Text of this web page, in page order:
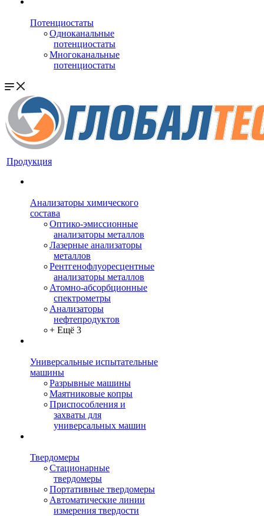
Потенциостаты
Одноканальные
потенциостаты
Многоканальные
потенциостаты
Продукция
Анализаторы химического
состава
Оптико-эмиссионные
анализаторы металлов
Лазерные анализаторы
металлов
Рентгенофлуоресцентные
анализаторы металлов
Атомно-абсорбционные
спектрометры
Анализаторы
нефтепродуктов
+ Ещё 3
Универсальные испытательные
машины
Разрывные машины
Маятниковые копры
Приспособления и
захваты для
универсальных машин
Твердомеры
Стационарные
твердомеры
Портативные твердомеры
Автоматические линии
измерения твердости